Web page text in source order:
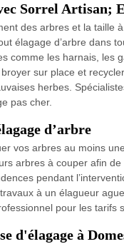
Sorrel Artisan;
des arbres et la taille
élagage d’arbre dans
comme les harnais, les
sur place et
herbes.
pas cher.
d’arbre
vos arbres au moins
arbres à couper afin
pendant
à un élagueur
pour les tarifs
d'élagage à